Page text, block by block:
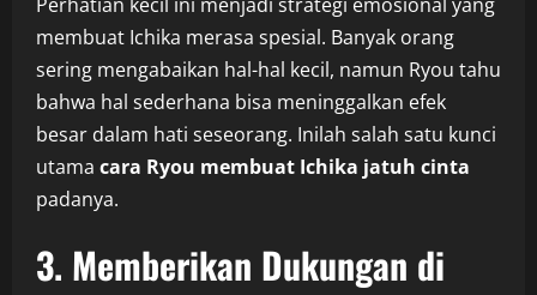
membuat Ichika merasa spesial. Banyak orang
sering mengabaikan hal-hal kecil, namun Ryou tahu
bahwa hal sederhana bisa meninggalkan efek
besar dalam hati seseorang. Inilah salah satu kunci
utama cara Ryou membuat Ichika jatuh cinta
padanya.
3. Memberikan Dukungan di